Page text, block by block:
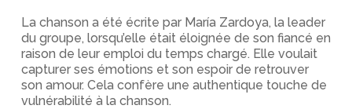
La chanson a été écrite par María Zardoya, la leader
du groupe, lorsqu’elle était éloignée de son fiancé en
raison de leur emploi du temps chargé. Elle voulait
capturer ses émotions et son espoir de retrouver
son amour. Cela confère une authentique touche de
vulnérabilité à la chanson.